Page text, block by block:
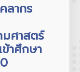
ลากร
ศาสตร์
าศึกษา